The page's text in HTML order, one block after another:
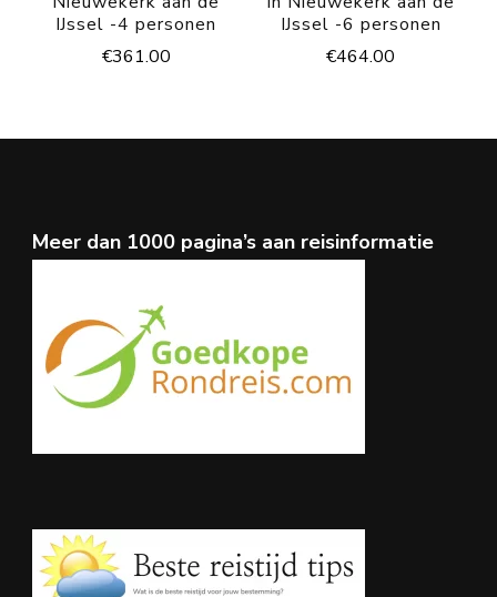
IJssel -4 personen
€361.00
IJssel -6 personen
€464.00
Meer dan 1000 pagina’s aan reisinformatie